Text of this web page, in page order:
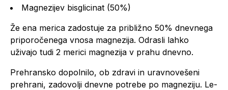
Magnezijev bisglicinat (50%)
Že ena merica zadostuje za približno 50% dnevnega
priporočenega vnosa magnezija. Odrasli lahko
uživajo tudi 2 merici magnezija v prahu dnevno.
Prehransko dopolnilo, ob zdravi in uravnovešeni
prehrani, zadovolji dnevne potrebe po magneziju. Le-